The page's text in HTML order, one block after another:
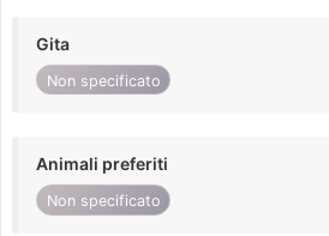
Gita
Non specificato
Animali preferiti
Non specificato